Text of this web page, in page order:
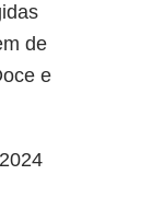
de
e